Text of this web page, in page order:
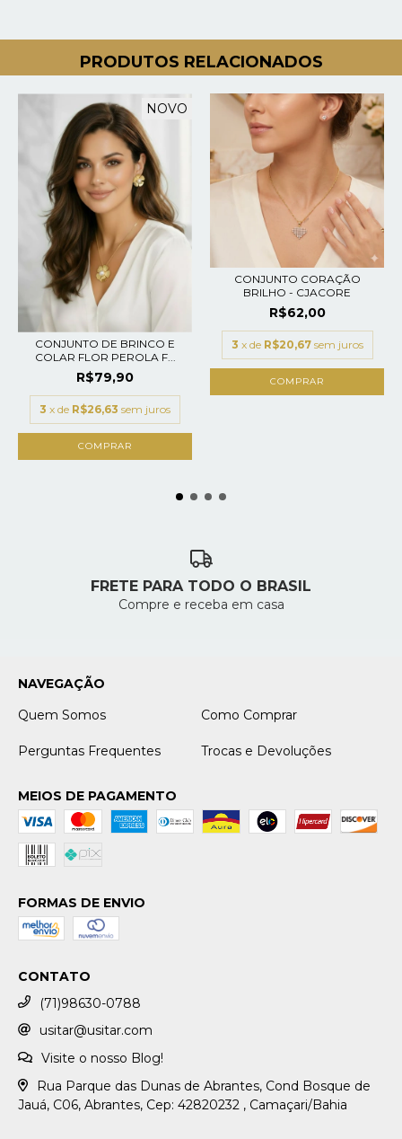
PRODUTOS RELACIONADOS
NOVO
CONJUNTO DE BRINCO E
COLAR FLOR PEROLA F...
R$79,90
3 x de R$26,63 sem juros
CONJUNTO CORAÇÃO
BRILHO - CJACORE
R$62,00
3 x de R$20,67 sem juros
FRETE PARA TODO O BRASIL
Compre e receba em casa
NAVEGAÇÃO
Quem Somos
Como Comprar
Perguntas Frequentes Trocas e Devoluções
MEIOS DE PAGAMENTO
FORMAS DE ENVIO
CONTATO
(71)98630-0788
usitar@usitar.com
Visite o nosso Blog!
Rua Parque das Dunas de Abrantes, Cond Bosque de
Jauá, C06, Abrantes, Cep: 42820232 , Camaçari/Bahia